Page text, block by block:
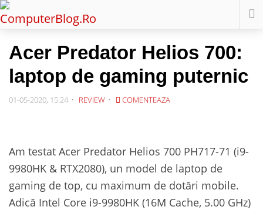
Acer Predator Helios 700:
laptop de gaming puternic
01-05-2020, 15:24 REVIEW COMENTEAZA
Am testat Acer Predator Helios 700 PH717-71 (i9-
9980HK & RTX2080), un model de laptop de
gaming de top, cu maximum de dotări mobile.
Adică Intel Core i9-9980HK (16M Cache, 5.00 GHz)